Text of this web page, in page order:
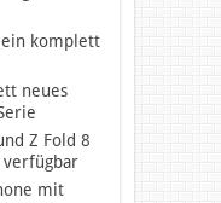
komplett
neues
Z Fold 8
mit